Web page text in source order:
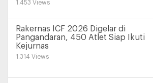
1.453 Views
Rakernas ICF 2026 Digelar di
Pangandaran, 450 Atlet Siap Ikuti
Kejurnas
1.314 Views